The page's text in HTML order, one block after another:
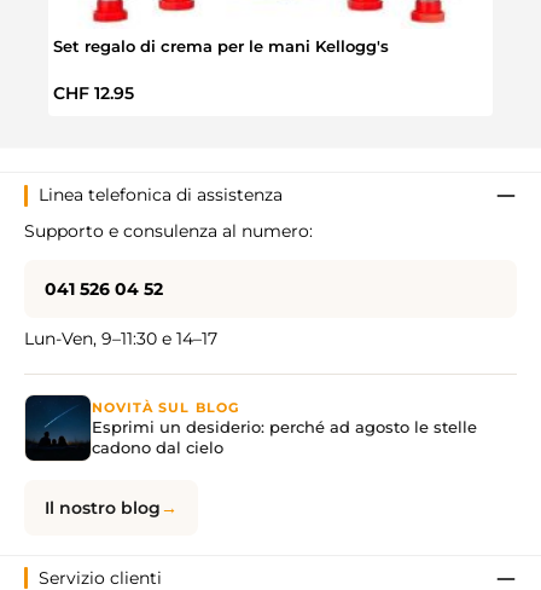
Set regalo di crema per le mani Kellogg's
Prezzo normale:
CHF 12.95
Linea telefonica di assistenza
Supporto e consulenza al numero:
041 526 04 52
Lun-Ven, 9–11:30 e 14–17
NOVITÀ SUL BLOG
Esprimi un desiderio: perché ad agosto le stelle
cadono dal cielo
Il nostro blog
Servizio clienti